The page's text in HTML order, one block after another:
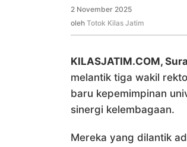
2 November 2025
Totok
oleh Totok Kilas Jatim
KILASJATIM.COM,
melantik tiga wakil
baru kepemimpinan
sinergi kelembagaan.
Mereka yang dilantik